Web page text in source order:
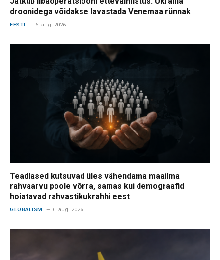
droonidega võidakse lavastada Venemaa rünnak
EESTI 6. aug. 2026
Teadlased kutsuvad üles vähendama maailma
rahvaarvu poole võrra, samas kui demograafid
hoiatavad rahvastikukrahhi eest
GLOBALISM 6. aug. 2026